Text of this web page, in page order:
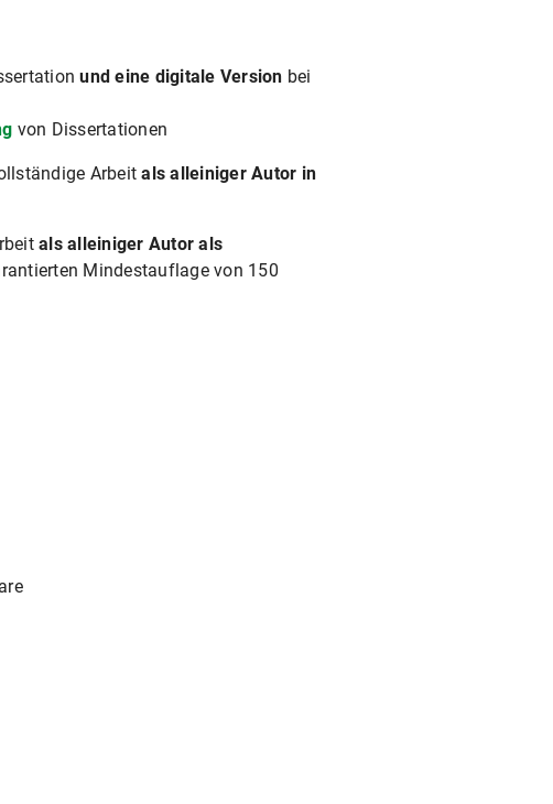
und eine digitale Version bei
von Dissertationen
Arbeitals alleiniger Autor in
als alleiniger Autor als
Mindestauflage von 150